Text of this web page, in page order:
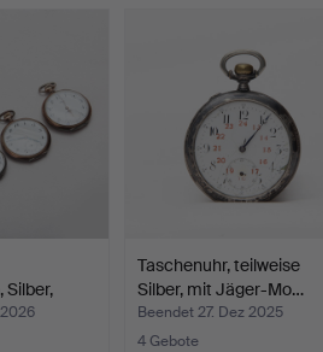
Silber,
Taschenuhr, teilweise
Silber, mit Jäger-Mo…
Beendet 27. Dez 2025
4 Gebote